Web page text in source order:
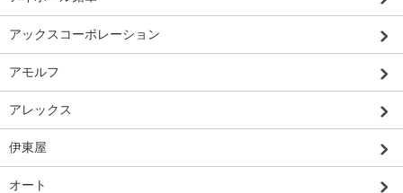
アックスコーポレーション
アモルフ
アレックス
伊東屋
オート